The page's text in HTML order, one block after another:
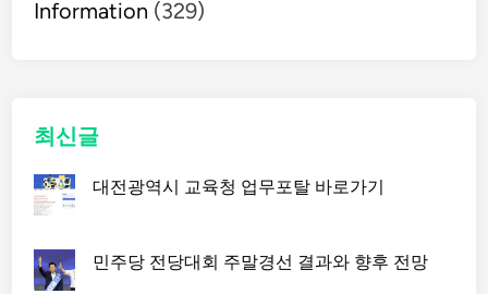
Information (329)
최신글
대전광역시 교육청 업무포탈 바로가기
민주당 전당대회 주말경선 결과와 향후 전망